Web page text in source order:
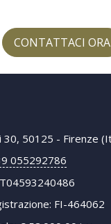
CONTATTACI ORA
30, 50125 - Firenze
055292786
FI-464062